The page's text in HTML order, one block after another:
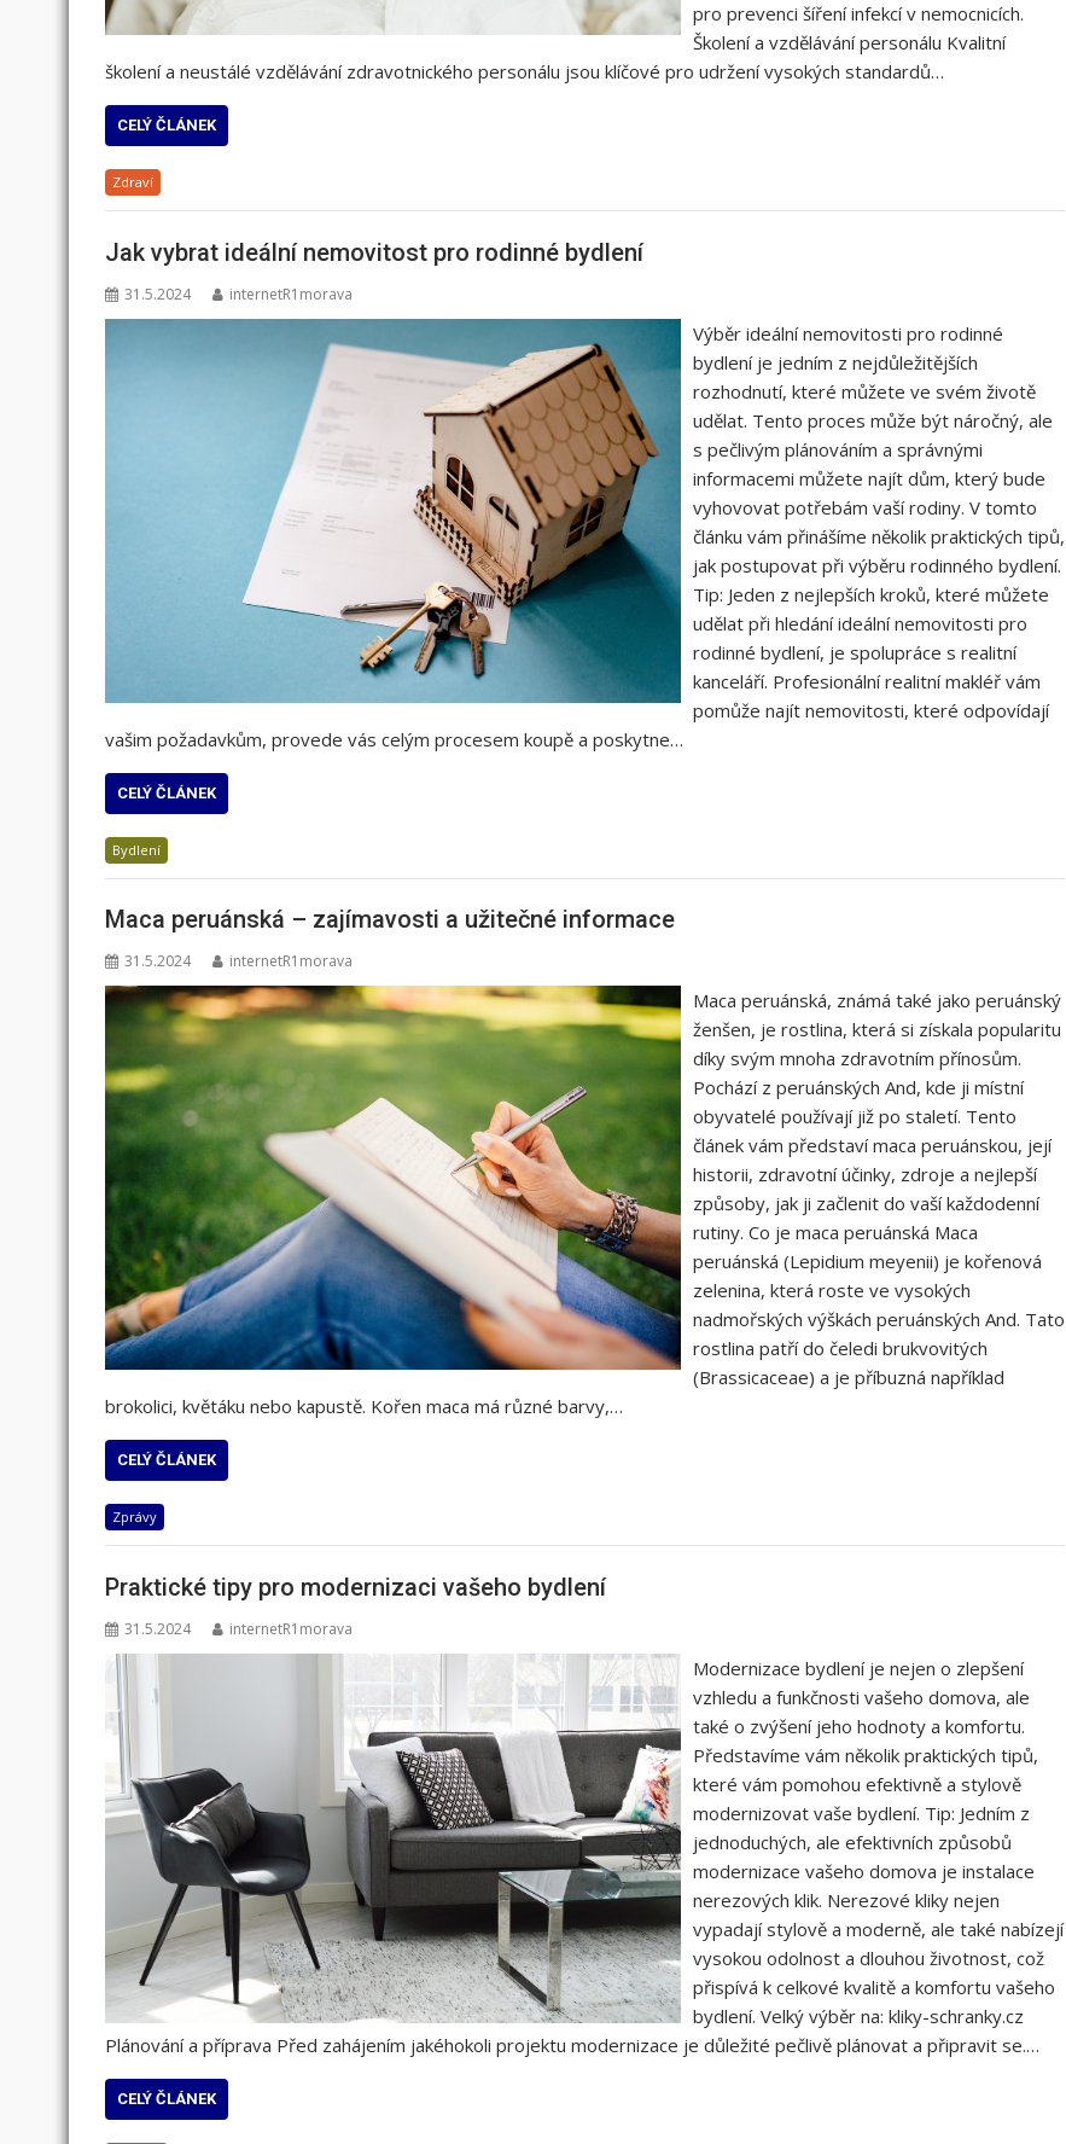
pro prevenci šíření infekcí v nemocnicích.
Školení a vzdělávání personálu Kvalitní
školení a neustálé vzdělávání zdravotnického personálu jsou klíčové pro udržení vysokých standardů…
CELÝ ČLÁNEK
Zdraví
Jak vybrat ideální nemovitost pro rodinné bydlení
31.5.2024 internetR1morava
Výběr ideální nemovitosti pro rodinné
bydlení je jedním z nejdůležitějších
rozhodnutí, které můžete ve svém životě
udělat. Tento proces může být náročný, ale
s pečlivým plánováním a správnými
informacemi můžete najít dům, který bude
vyhovovat potřebám vaší rodiny. V tomto
článku vám přinášíme několik praktických tipů,
jak postupovat při výběru rodinného bydlení.
Tip: Jeden z nejlepších kroků, které můžete
udělat při hledání ideální nemovitosti pro
rodinné bydlení, je spolupráce s realitní
kanceláří. Profesionální realitní makléř vám
pomůže najít nemovitosti, které odpovídají
vašim požadavkům, provede vás celým procesem koupě a poskytne…
CELÝ ČLÁNEK
Bydlení
Maca peruánská – zajímavosti a užitečné informace
31.5.2024 internetR1morava
Maca peruánská, známá také jako peruánský
ženšen, je rostlina, která si získala popularitu
díky svým mnoha zdravotním přínosům.
Pochází z peruánských And, kde ji místní
obyvatelé používají již po staletí. Tento
článek vám představí maca peruánskou, její
historii, zdravotní účinky, zdroje a nejlepší
způsoby, jak ji začlenit do vaší každodenní
rutiny. Co je maca peruánská Maca
peruánská (Lepidium meyenii) je kořenová
zelenina, která roste ve vysokých
nadmořských výškách peruánských And. Tato
rostlina patří do čeledi brukvovitých
(Brassicaceae) a je příbuzná například
brokolici, květáku nebo kapustě. Kořen maca má různé barvy,…
CELÝ ČLÁNEK
Zprávy
Praktické tipy pro modernizaci vašeho bydlení
31.5.2024 internetR1morava
Modernizace bydlení je nejen o zlepšení
vzhledu a funkčnosti vašeho domova, ale
také o zvýšení jeho hodnoty a komfortu.
Představíme vám několik praktických tipů,
které vám pomohou efektivně a stylově
modernizovat vaše bydlení. Tip: Jedním z
jednoduchých, ale efektivních způsobů
modernizace vašeho domova je instalace
nerezových klik. Nerezové kliky nejen
vypadají stylově a moderně, ale také nabízejí
vysokou odolnost a dlouhou životnost, což
přispívá k celkové kvalitě a komfortu vašeho
bydlení. Velký výběr na: kliky-schranky.cz
Plánování a příprava Před zahájením jakéhokoli projektu modernizace je důležité pečlivě plánovat a připravit se.…
CELÝ ČLÁNEK